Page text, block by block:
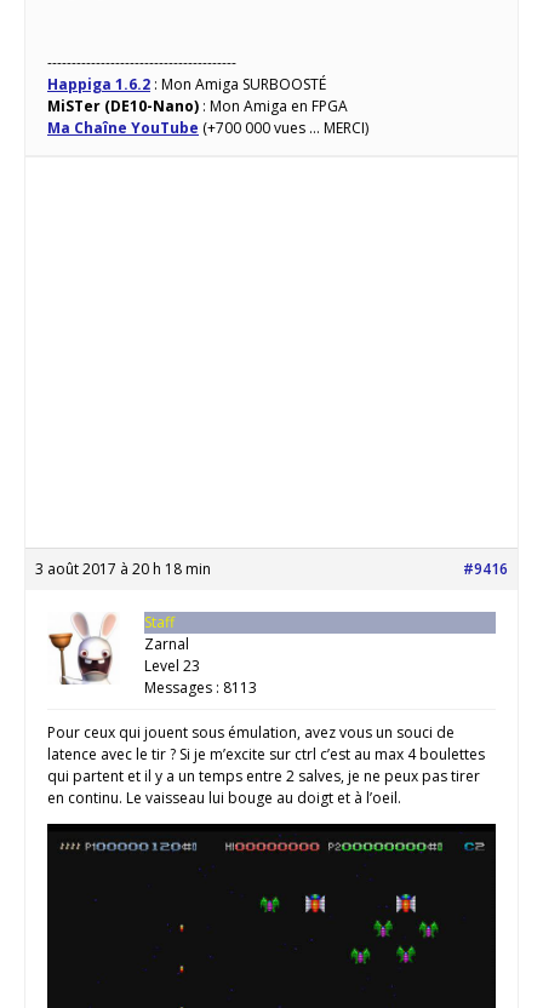
---------------------------------------
Happiga 1.6.2 : Mon Amiga SURBOOSTÉ
MiSTer (DE10-Nano) : Mon Amiga en FPGA
Ma Chaîne YouTube (+700 000 vues ... MERCI)
3 août 2017 à 20 h 18 min #9416
Staff
Zarnal
Level 23
Messages : 8113
Pour ceux qui jouent sous émulation, avez vous un souci de
latence avec le tir ? Si je m’excite sur ctrl c’est au max 4 boulettes
qui partent et il y a un temps entre 2 salves, je ne peux pas tirer
en continu. Le vaisseau lui bouge au doigt et à l’oeil.